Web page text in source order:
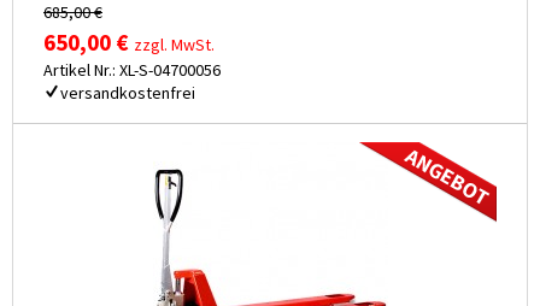
685,00 €
650,00 € zzgl. MwSt.
Artikel Nr.: XL-S-04700056
versandkostenfrei